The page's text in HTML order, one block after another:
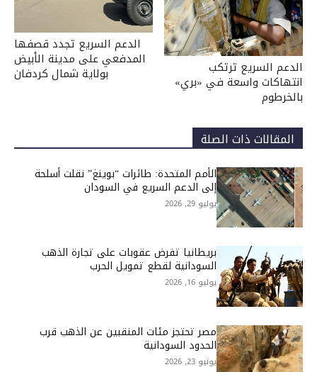
الدعم السريع ترتكب
انتهاكات واسعة في «بري»
بالخرطوم
الدعم السريع تجدد قصفها
المدفعي على مدينة الأبيض
بولاية شمال كردفان
المقالات ذات الصلة
الأمم المتحدة: طائرات “بوينغ” نقلت أسلحة
إلى الدعم السريع في السودان
يوليو 29, 2026
بريطانيا تفرض عقوبات على تجارة الذهب
السودانية لقطع تمويل الحرب
يوليو 16, 2026
مصر تحتجز مئات المنقبين عن الذهب قرب
الحدود السودانية
يونيو 23, 2026